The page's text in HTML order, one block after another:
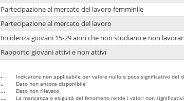
Partecipazione al mercato del lavoro femminile
Partecipazione al mercato del lavoro
Incidenza giovani 15-29 anni che non studiano e non
Rapporto giovani attivi e non attivi
-
Indicatore non applicabile per valore nullo o poco significativo del
..
Dato non ancora disponibile
...
Dato non rilevato
....
La mancanza o esiguità del fenomeno rende i valori non significativi